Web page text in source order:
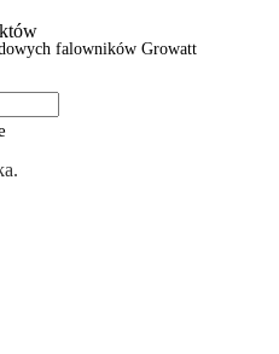
falowników Growatt